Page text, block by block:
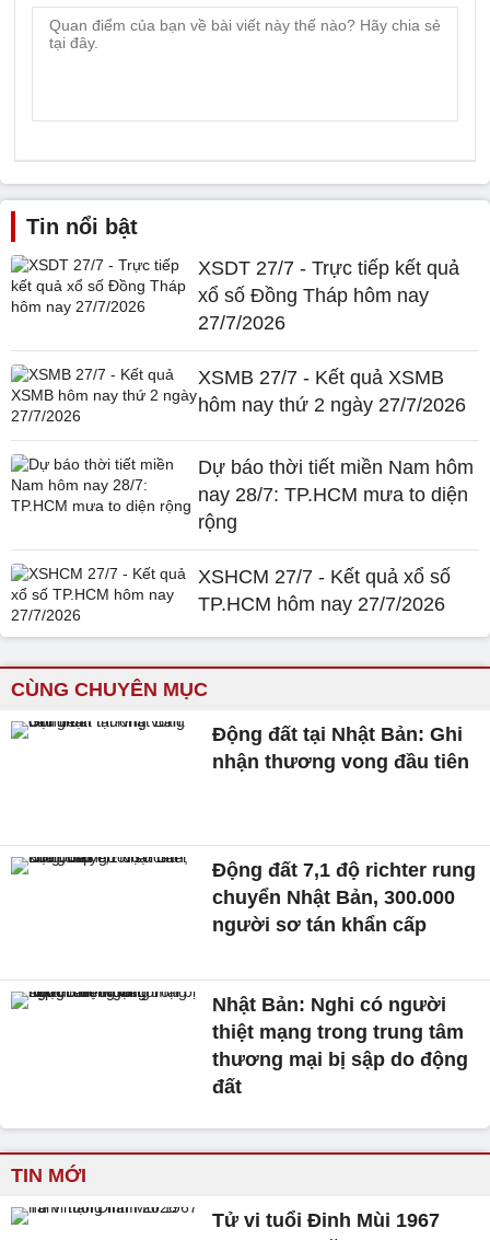
Tin nổi bật
XSDT 27/7 - Trực tiếp kết quả
xổ số Đồng Tháp hôm nay
27/7/2026
XSMB 27/7 - Kết quả XSMB
hôm nay thứ 2 ngày 27/7/2026
Dự báo thời tiết miền Nam hôm
nay 28/7: TP.HCM mưa to diện
rộng
XSHCM 27/7 - Kết quả xổ số
TP.HCM hôm nay 27/7/2026
CÙNG CHUYÊN MỤC
Động đất tại Nhật Bản: Ghi
nhận thương vong đầu tiên
Động đất 7,1 độ richter rung
chuyển Nhật Bản, 300.000
người sơ tán khẩn cấp
Nhật Bản: Nghi có người
thiệt mạng trong trung tâm
thương mại bị sập do động
đất
TIN MỚI
Tử vi tuổi Đinh Mùi 1967